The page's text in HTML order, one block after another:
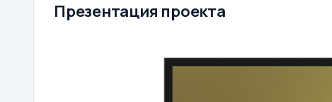
Презентация проекта